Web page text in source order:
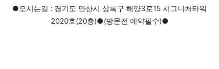
●오시는길 : 경기도 안산시 상록구 해양3로15 시그니처타워
2020호(20층)●(방문전 예약필수)●